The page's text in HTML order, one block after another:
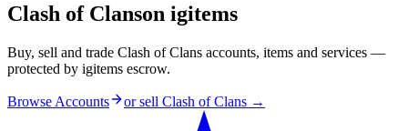
Clash of Clanson igitems
Buy, sell and trade Clash of Clans accounts, items and services —
protected by igitems escrow.
Browse Accounts or sell Clash of Clans →